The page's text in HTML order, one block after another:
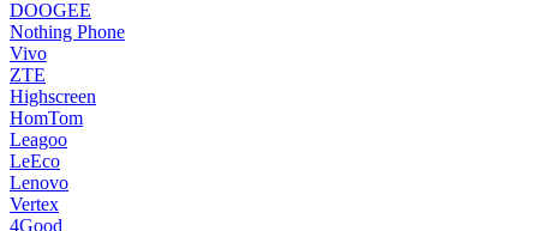
DOOGEE
Nothing Phone
Vivo
ZTE
Highscreen
HomTom
Leagoo
LeEco
Lenovo
Vertex
4Good